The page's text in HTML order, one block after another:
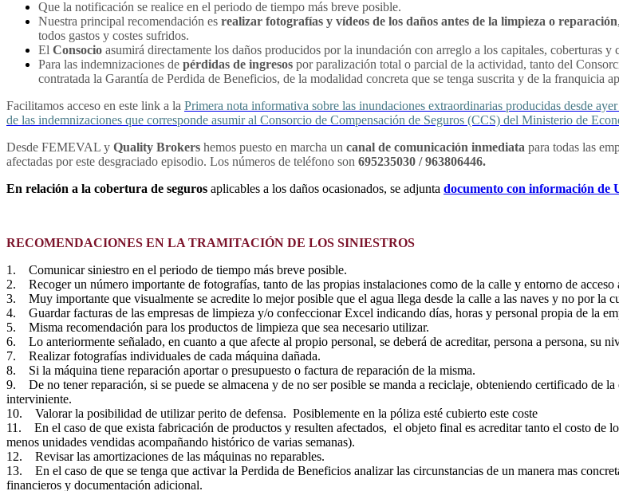
Que la notificación se realice en el periodo de tiempo más breve posible.
Nuestra principal recomendación es realizar fotografías y vídeos de los daños antes de la limpieza o reparación
todos gastos y costes sufridos.
El Consocio asumirá directamente los daños producidos por la inundación con arreglo a los capitales, coberturas
Para las indemnizaciones de pérdidas de ingresos por paralización total o parcial de la actividad, tanto del
contratada la Garantía de Perdida de Beneficios, de la modalidad concreta que se tenga suscrita y de la franquicia
Facilitamos acceso en este link a la Primera nota informativa sobre las inundaciones extraordinarias producidas desde
de las indemnizaciones que corresponde asumir al Consorcio de Compensación de Seguros (CCS) del Ministerio de
Desde FEMEVAL y Quality Brokers hemos puesto en marcha un canal de comunicación inmediata para todas las
afectadas por este desgraciado episodio. Los números de teléfono son 695235030 / 963806446.
En relación a la cobertura de seguros aplicables a los daños ocasionados, se adjunta documento con información de
RECOMENDACIONES EN LA TRAMITACIÓN DE LOS SINIESTROS
1. Comunicar siniestro en el periodo de tiempo más breve posible.
2. Recoger un número importante de fotografías, tanto de las propias instalaciones como de la calle y entorno de acceso
3. Muy importante que visualmente se acredite lo mejor posible que el agua llega desde la calle a las naves y no por la
4. Guardar facturas de las empresas de limpieza y/o confeccionar Excel indicando días, horas y personal propia de la
5. Misma recomendación para los productos de limpieza que sea necesario utilizar.
6. Lo anteriormente señalado, en cuanto a que afecte al propio personal, se deberá de acreditar, persona a persona, su
7. Realizar fotografías individuales de cada máquina dañada.
8. Si la máquina tiene reparación aportar o presupuesto o factura de reparación de la misma.
9. De no tener reparación, si se puede se almacena y de no ser posible se manda a reciclaje, obteniendo certificado de
interviniente.
10. Valorar la posibilidad de utilizar perito de defensa. Posiblemente en la póliza esté cubierto este coste
11. En el caso de que exista fabricación de productos y resulten afectados, el objeto final es acreditar tanto el costo de
menos unidades vendidas acompañando histórico de varias semanas).
12. Revisar las amortizaciones de las máquinas no reparables.
13. En el caso de que se tenga que activar la Perdida de Beneficios analizar las circunstancias de un manera mas
financieros y documentación adicional.